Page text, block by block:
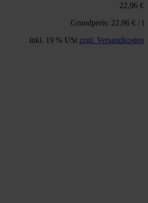
22,96 €
Grundpreis: 22,96 € / l
inkl. 19 % USt zzgl. Versandkosten